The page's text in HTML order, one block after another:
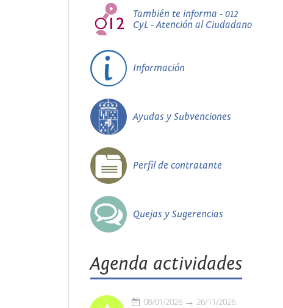
También te informa - 012
CyL - Atención al Ciudadano
Información
Ayudas y Subvenciones
Perfil de contratante
Quejas y Sugerencias
Agenda actividades
08/01/2026 26/11/2026